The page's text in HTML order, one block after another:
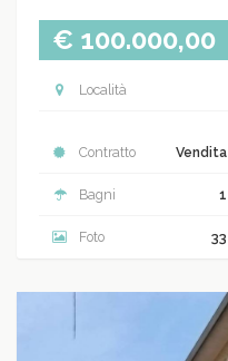
€ 100.000,00
Località
Contratto Vendita
Bagni 1
Foto 33